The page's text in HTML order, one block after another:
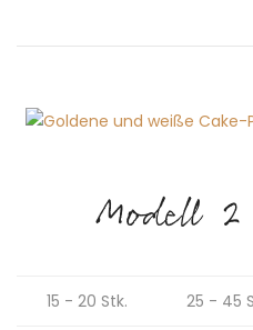
Modell
15 - 20 Stk. 25 - 45